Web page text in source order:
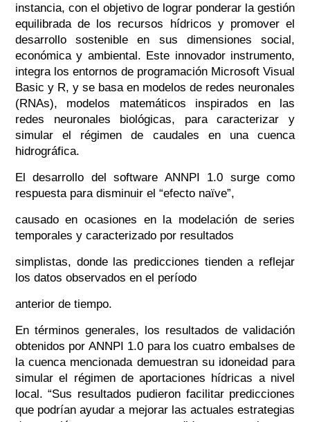
instancia, con el objetivo de lograr ponderar la gestión
equilibrada de los recursos hídricos y promover el
desarrollo sostenible en sus dimensiones social,
económica y ambiental. Este innovador instrumento,
integra los entornos de programación Microsoft Visual
Basic y R, y se basa en modelos de redes neuronales
(RNAs), modelos matemáticos inspirados en las
redes neuronales biológicas, para caracterizar y
simular el régimen de caudales en una cuenca
hidrográfica.
El desarrollo del software ANNPI 1.0 surge como
respuesta para disminuir el “efecto naïve”,
causado en ocasiones en la modelación de series
temporales y caracterizado por resultados
simplistas, donde las predicciones tienden a reflejar
los datos observados en el período
anterior de tiempo.
En términos generales, los resultados de validación
obtenidos por ANNPI 1.0 para los cuatro embalses de
la cuenca mencionada demuestran su idoneidad para
simular el régimen de aportaciones hídricas a nivel
local.“Sus resultados pudieron facilitar predicciones
que podrían ayudar a mejorar las actuales estrategias